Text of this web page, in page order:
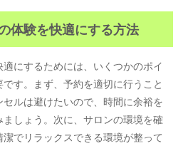
体験を快適にする方法
にするためには、いくつかのポイ
す。まず、予約を適切に行うこと
ルは避けたいので、時間に余裕を
しょう。次に、サロンの環境を確
でリラックスできる環境が整って